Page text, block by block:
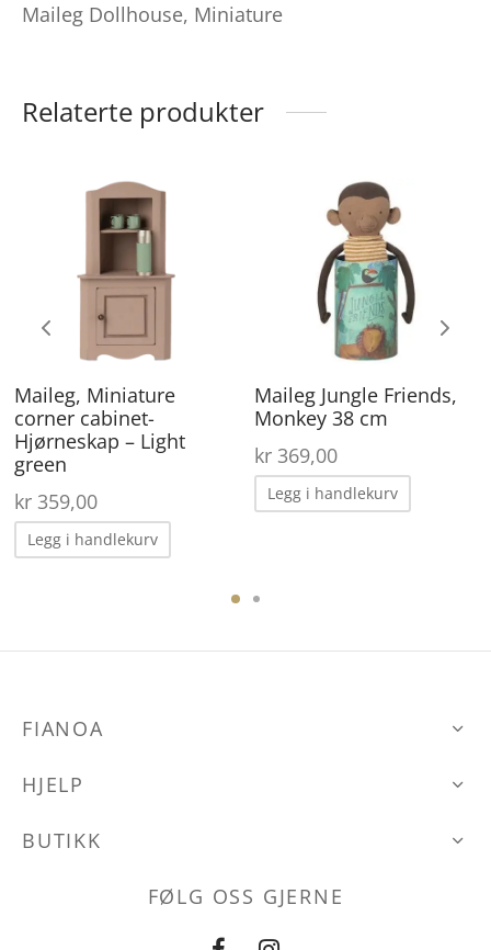
Maileg Dollhouse, Miniature
Relaterte produkter
Maileg, Miniature
corner cabinet-
Hjørneskap – Light
green
kr359,00
Legg i handlekurv
Maileg Jungle Friends,
Monkey 38 cm
kr369,00
Legg i handlekurv
FIANOA
HJELP
BUTIKK
FØLG OSS GJERNE